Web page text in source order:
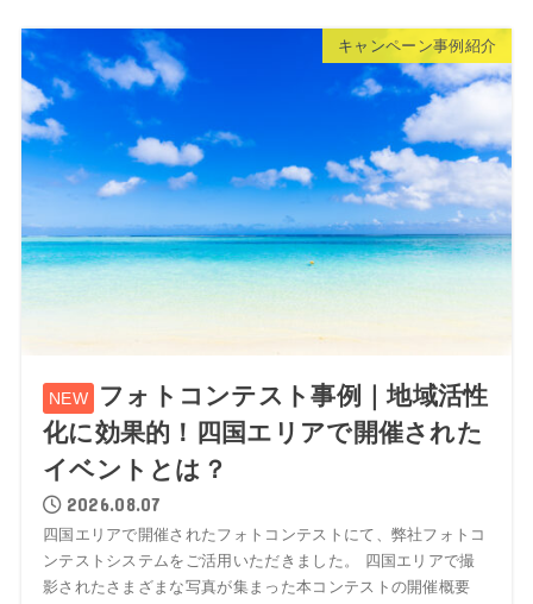
キャンペーン事例紹介
フォトコンテスト事例｜地域活性
化に効果的！四国エリアで開催された
イベントとは？
2026.08.07
四国エリアで開催されたフォトコンテストにて、弊社フォトコ
ンテストシステムをご活用いただきました。 四国エリアで撮
影されたさまざまな写真が集まった本コンテストの開催概要